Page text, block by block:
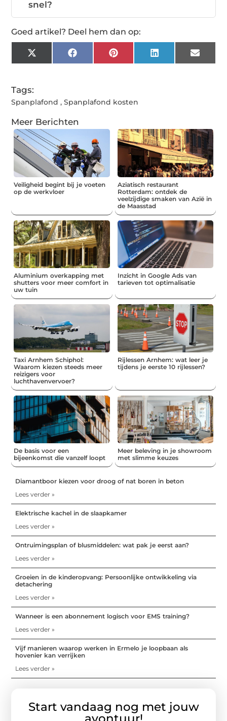
snel?
Goed artikel? Deel hem dan op:
X
(Twitter)
FacebookPinterestLinkedInEmail
Tags:
Spanplafond ,Spanplafond kosten
Meer Berichten
Veiligheid begint bij je voeten
op de werkvloer
Aziatisch restaurant
Rotterdam: ontdek de
veelzijdige smaken van Azië in
de Maasstad
Aluminium overkapping met
shutters voor meer comfort in
uw tuin
Inzicht in Google Ads van
tarieven tot optimalisatie
Taxi Arnhem Schiphol:
Waarom kiezen steeds meer
reizigers voor
luchthavenvervoer?
Rijlessen Arnhem: wat leer je
tijdens je eerste 10 rijlessen?
De basis voor een
bijeenkomst die vanzelf loopt
Meer beleving in je showroom
met slimme keuzes
Diamantboor kiezen voor droog of nat boren in beton
Lees verder »
Elektrische kachel in de slaapkamer
Lees verder »
Ontruimingsplan of blusmiddelen: wat pak je eerst aan?
Lees verder »
Groeien in de kinderopvang: Persoonlijke ontwikkeling via
detachering
Lees verder »
Wanneer is een abonnement logisch voor EMS training?
Lees verder »
Vijf manieren waarop werken in Ermelo je loopbaan als
hovenier kan verrijken
Lees verder »
Start vandaag nog met jouw